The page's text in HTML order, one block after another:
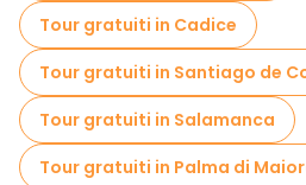
Tour gratuiti in Cadice
Tour gratuiti in Santiago de
Tour gratuiti in Salamanca
Tour gratuiti in Palma di